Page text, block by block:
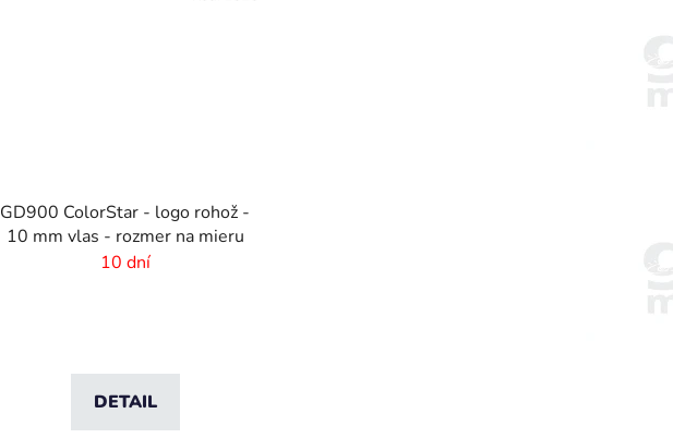
GD900 ColorStar - logo rohož -
10 mm vlas - rozmer na mieru
10 dní
DETAIL